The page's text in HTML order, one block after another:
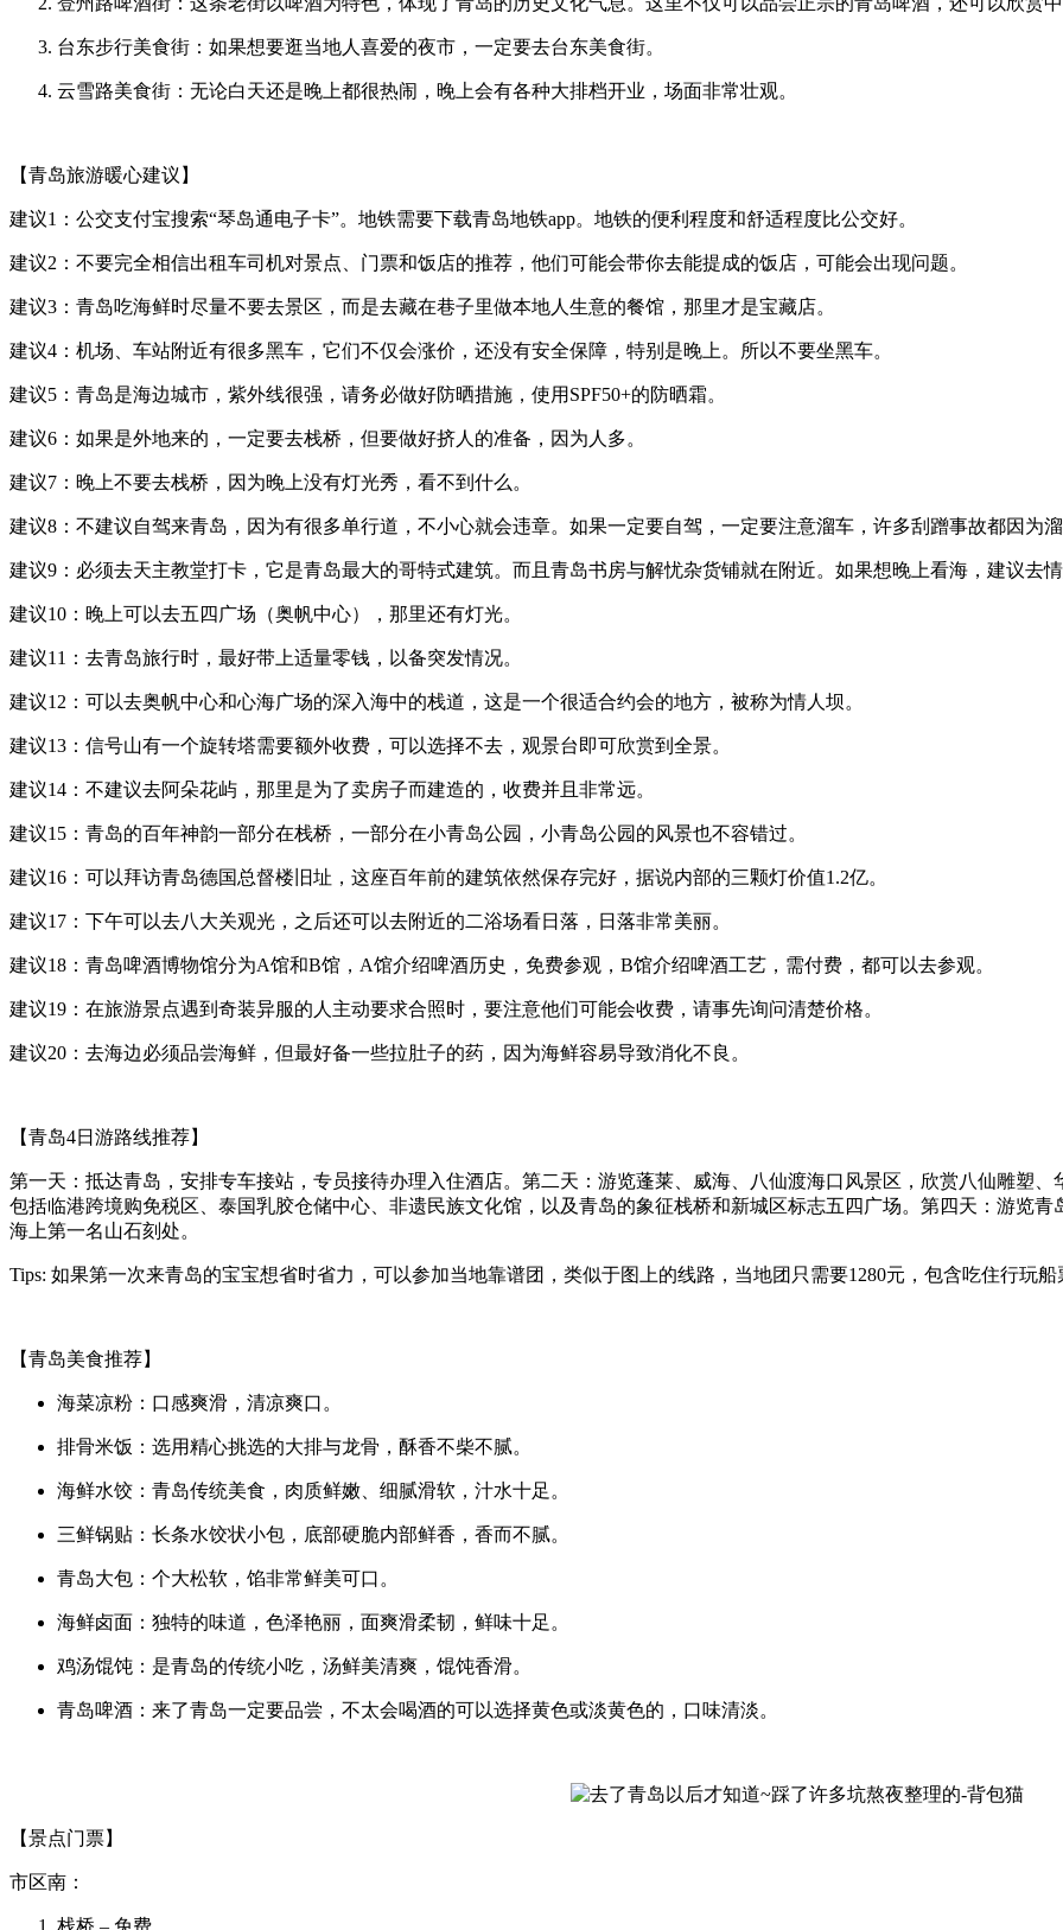
台东步行美食街：如果想要逛当地人喜爱的夜市，一定要去台东美食街。
云雪路美食街：无论白天还是晚上都很热闹，晚上会有各种大排档开业，场面非常壮观。
【青岛旅游暖心建议】
建议1：公交支付宝搜索“琴岛通电子卡”。地铁需要下载青岛地铁app。地铁的便利程度和舒适程度比公交好。
建议2：不要完全相信出租车司机对景点、门票和饭店的推荐，他们可能会带你去能提成的饭店，可能会出现问题。
建议3：青岛吃海鲜时尽量不要去景区，而是去藏在巷子里做本地人生意的餐馆，那里才是宝藏店。
建议4：机场、车站附近有很多黑车，它们不仅会涨价，还没有安全保障，特别是晚上。所以不要坐黑车。
建议5：青岛是海边城市，紫外线很强，请务必做好防晒措施，使用SPF50+的防晒霜。
建议6：如果是外地来的，一定要去栈桥，但要做好挤人的准备，因为人多。
建议7：晚上不要去栈桥，因为晚上没有灯光秀，看不到什么。
建议8：不建议自驾来青岛，因为有很多单行道，不小心就会违章。如果一定要自驾，一定要注意溜车，许多刮蹭事故都因为溜
建议9：必须去天主教堂打卡，它是青岛最大的哥特式建筑。而且青岛书房与解忧杂货铺就在附近。如果想晚上看海，建议去情
建议10：晚上可以去五四广场（奥帆中心），那里还有灯光。
建议11：去青岛旅行时，最好带上适量零钱，以备突发情况。
建议12：可以去奥帆中心和心海广场的深入海中的栈道，这是一个很适合约会的地方，被称为情人坝。
建议13：信号山有一个旋转塔需要额外收费，可以选择不去，观景台即可欣赏到全景。
建议14：不建议去阿朵花屿，那里是为了卖房子而建造的，收费并且非常远。
建议15：青岛的百年神韵一部分在栈桥，一部分在小青岛公园，小青岛公园的风景也不容错过。
建议16：可以拜访青岛德国总督楼旧址，这座百年前的建筑依然保存完好，据说内部的三颗灯价值1.2亿。
建议17：下午可以去八大关观光，之后还可以去附近的二浴场看日落，日落非常美丽。
建议18：青岛啤酒博物馆分为A馆和B馆，A馆介绍啤酒历史，免费参观，B馆介绍啤酒工艺，需付费，都可以去参观。
建议19：在旅游景点遇到奇装异服的人主动要求合照时，要注意他们可能会收费，请事先询问清楚价格。
建议20：去海边必须品尝海鲜，但最好备一些拉肚子的药，因为海鲜容易导致消化不良。
【青岛4日游路线推荐】
第一天：抵达青岛，安排专车接站，专员接待办理入住酒店。第二天：游览蓬莱、威海、八仙渡海口风景区，欣赏八仙雕塑
包括临港跨境购免税区、泰国乳胶仓储中心、非遗民族文化馆，以及青岛的象征栈桥和新城区标志五四广场。第四天：游览
海上第一名山石刻处。
Tips: 如果第一次来青岛的宝宝想省时省力，可以参加当地靠谱团，类似于图上的线路，当地团只需要1280元，包含吃住行玩船
【青岛美食推荐】
海菜凉粉：口感爽滑，清凉爽口。
排骨米饭：选用精心挑选的大排与龙骨，酥香不柴不腻。
海鲜水饺：青岛传统美食，肉质鲜嫩、细腻滑软，汁水十足。
三鲜锅贴：长条水饺状小包，底部硬脆内部鲜香，香而不腻。
青岛大包：个大松软，馅非常鲜美可口。
海鲜卤面：独特的味道，色泽艳丽，面爽滑柔韧，鲜味十足。
鸡汤馄饨：是青岛的传统小吃，汤鲜美清爽，馄饨香滑。
青岛啤酒：来了青岛一定要品尝，不太会喝酒的可以选择黄色或淡黄色的，口味清淡。
【景点门票】
市区南：
栈桥 – 免费